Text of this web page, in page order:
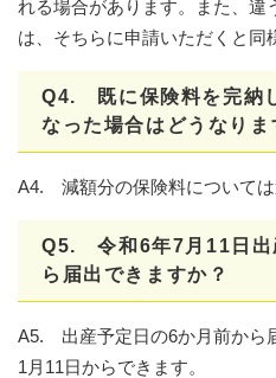
れる場合があります。また、違
は、そちらに申請いただくと同
Q4. 既に保険料を完納
なった場合はどうなりま
A4. 減額分の保険料については
Q5. 令和6年7月11日出
ら届出できますか？
A5. 出産予定日の6か月前から
1月11日からできます。